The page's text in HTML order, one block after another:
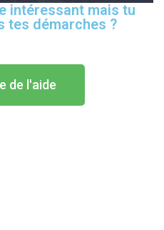
intéressant mais tu
tes démarches ?
de l'aide